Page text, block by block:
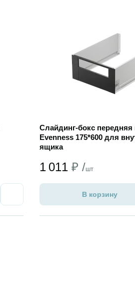
Слайдинг-бокс передняя
Evenness 175*600 для
ящика
1 011 ₽ /шт
В корзину